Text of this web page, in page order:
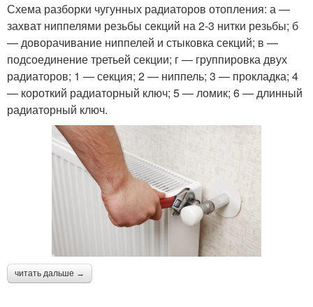
Схема разборки чугунных радиаторов отопления: а —
захват ниппелями резьбы секций на 2-3 нитки резьбы; б
— доворачивание ниппелей и стыковка секций; в —
подсоединение третьей секции; г — группировка двух
радиаторов; 1 — секция; 2 — ниппель; 3 — прокладка; 4
— короткий радиаторный ключ; 5 — ломик; 6 — длинный
радиаторный ключ.
читать дальше →